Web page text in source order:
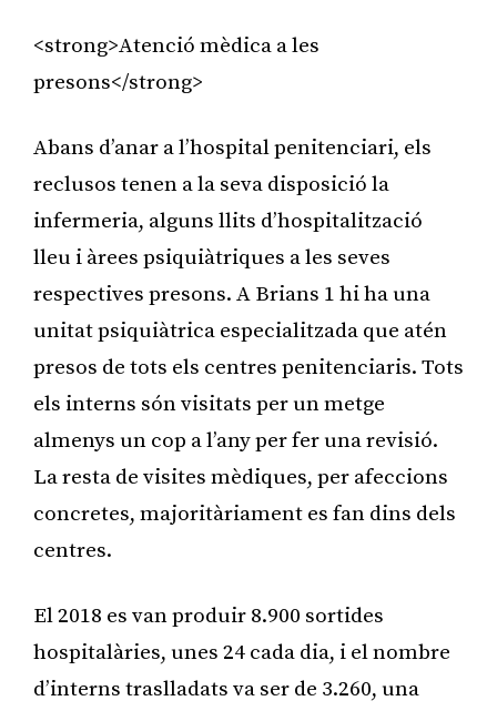
<strong>Atenció mèdica a les
presons</strong>
Abans d’anar a l’hospital penitenciari, els
reclusos tenen a la seva disposició la
infermeria, alguns llits d’hospitalització
lleu i àrees psiquiàtriques a les seves
respectives presons. A Brians 1 hi ha una
unitat psiquiàtrica especialitzada que atén
presos de tots els centres penitenciaris. Tots
els interns són visitats per un metge
almenys un cop a l’any per fer una revisió.
La resta de visites mèdiques, per afeccions
concretes, majoritàriament es fan dins dels
centres.
El 2018 es van produir 8.900 sortides
hospitalàries, unes 24 cada dia, i el nombre
d’interns traslladats va ser de 3.260, una